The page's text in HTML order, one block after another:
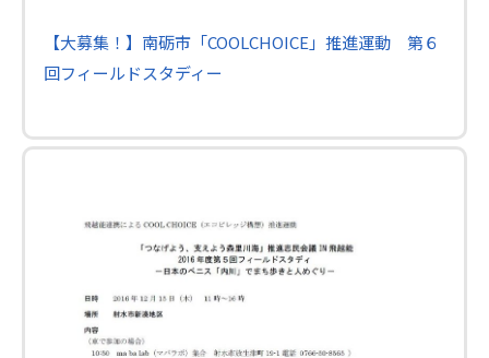
【大募集！】南砺市「COOLCHOICE」推進運動 第６
回フィールドスタディー